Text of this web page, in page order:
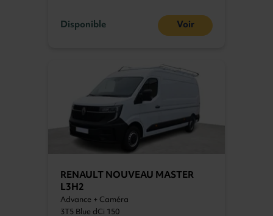
Disponible Voir
RENAULT NOUVEAU MASTER
L3H2
Advance + Caméra
3T5 Blue dCi 150